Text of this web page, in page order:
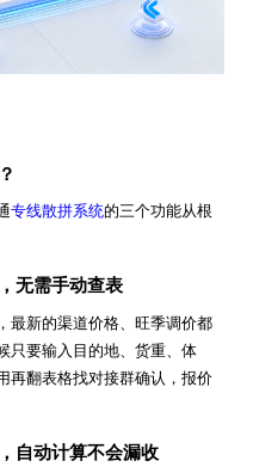
专线散拼系统的三个功能从根
无需手动查表
最新的渠道价格、旺季调价都
只要输入目的地、货重、体
再翻表格找对接群确认，报价
自动计算不会漏收